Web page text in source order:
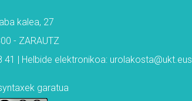
kalea, 27
- ZARAUTZ
| Helbide elektronikoa: urolakosta@ukt.eus
garatua